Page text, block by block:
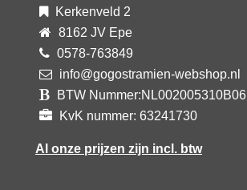
Kerkenveld 2
8162 JV Epe
0578-763849
info@gogostramien-webshop.nl
BTW Nummer:NL002005310B06
KvK nummer: 63241730
Al onze prijzen zijn incl. btw